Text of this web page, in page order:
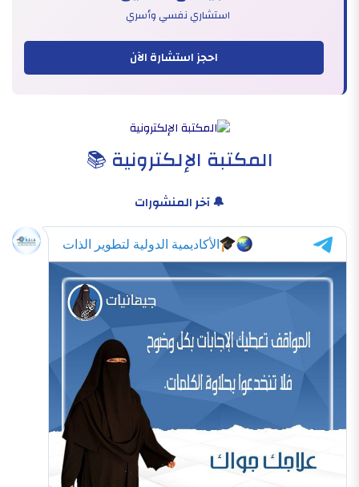
استشاري نفسي وأسري
احجز استشارة الآن
المكتبة الإلكترونية 📚
🔔 آخر المنشورات